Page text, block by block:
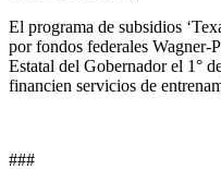
El programa de subsidios
por fondos federales Wagner-
Estatal del Gobernador el 1°
financien servicios de
###